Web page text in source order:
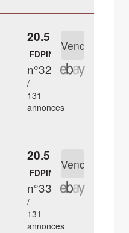
20.5 €
FDPIN
n°32
/
131
annonces
20.5 €
FDPIN
n°33
/
131
annonces